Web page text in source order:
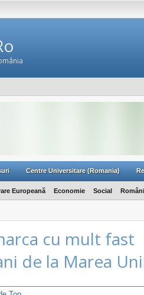
Centre Universitare (Romania)
Europeană Economie Social
cu mult fast
de la Marea